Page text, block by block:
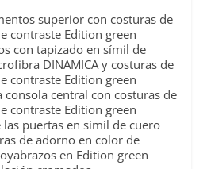
superior con costuras de
contraste Edition green
con tapizado en símil de
DINAMICA y costuras de
contraste Edition green
consola central con costuras de
contraste Edition green
puertas en símil de cuero
de adorno en color de
en Edition green